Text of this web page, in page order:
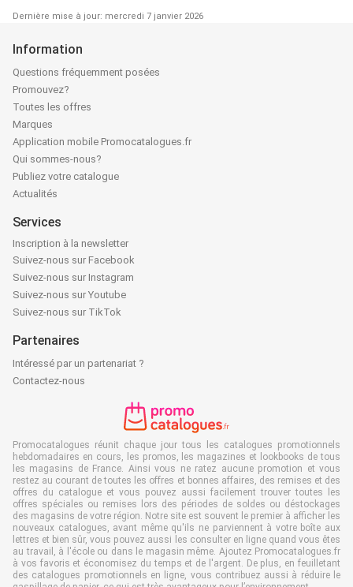
Dernière mise à jour: mercredi 7 janvier 2026
Information
Questions fréquemment posées
Promouvez?
Toutes les offres
Marques
Application mobile Promocatalogues.fr
Qui sommes-nous?
Publiez votre catalogue
Actualités
Services
Inscription à la newsletter
Suivez-nous sur Facebook
Suivez-nous sur Instagram
Suivez-nous sur Youtube
Suivez-nous sur TikTok
Partenaires
Intéressé par un partenariat ?
Contactez-nous
Promocatalogues réunit chaque jour tous les catalogues promotionnels
hebdomadaires en cours, les promos, les magazines et lookbooks de tous
les magasins de France. Ainsi vous ne ratez aucune promotion et vous
restez au courant de toutes les offres et bonnes affaires, des remises et des
offres du catalogue et vous pouvez aussi facilement trouver toutes les
offres spéciales ou remises lors des périodes de soldes ou déstockages
des magasins de votre région. Notre site est souvent le premier à afficher les
nouveaux catalogues, avant même qu'ils ne parviennent à votre boîte aux
lettres et bien sûr, vous pouvez aussi les consulter en ligne quand vous êtes
au travail, à l'école ou dans le magasin même. Ajoutez Promocatalogues.fr
à vos favoris et économisez du temps et de l'argent. De plus, en feuilletant
des catalogues promotionnels en ligne, vous contribuez aussi à réduire le